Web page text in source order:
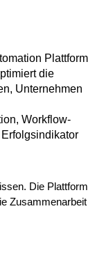
Plattform
die
Unternehmen
Workflow-
Die Plattform
Zusammenarbeit